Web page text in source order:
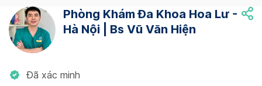
Phòng Khám Đa Khoa Hoa Lư -
Hà Nội | Bs Vũ Văn Hiện
Đã xác minh